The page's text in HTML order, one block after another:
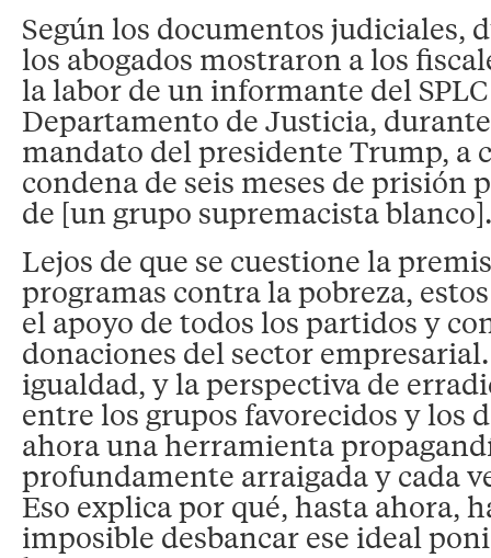
Según los documentos judiciales,
los abogados mostraron a los
la labor de un informante del
Departamento de Justicia,
mandato del presidente Trump, a
condena de seis meses de prisión
de [un grupo supremacista blanco].
Lejos de que se cuestione la
programas contra la pobreza,
el apoyo de todos los partidos y
donaciones del sector
igualdad, y la perspectiva de
entre los grupos favorecidos y los
ahora una herramienta
profundamente arraigada y cada
Eso explica por qué, hasta ahora,
imposible desbancar ese ideal